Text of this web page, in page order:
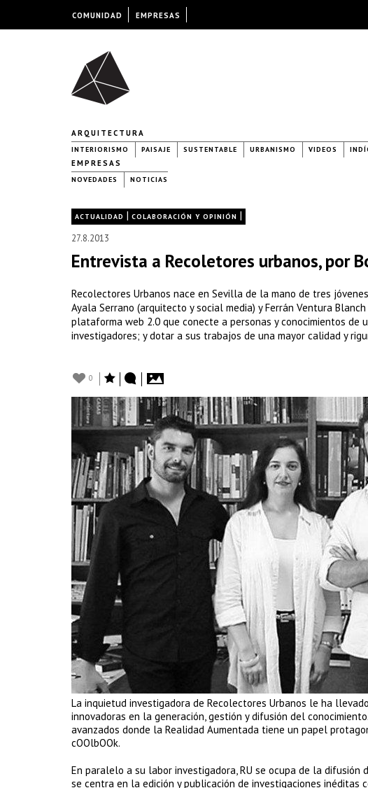
ARQUITECTURA
INTERIORISMO PAISAJE SUSTENTABLE URBANISMO VIDEOS
EMPRESAS
NOVEDADES NOTICIAS
ACTUALIDAD | COLABORACIÓN Y OPINIÓN |
27.8.2013
Entrevista a Recoletores urbanos, por
Recolectores Urbanos nace en Sevilla de la mano de tres
Ayala Serrano (arquitecto y social media) y Ferrán Ventura
plataforma web 2.0 que conecte a personas y conocimientos
investigadores; y dotar a sus trabajos de una mayor calidad y
0
La inquietud investigadora de Recolectores Urbanos le ha
innovadoras en la generación, gestión y difusión del
avanzados donde la Realidad Aumentada tiene un papel
cOOlbOOk.
En paralelo a su labor investigadora, RU se ocupa de la
se centra en la edición y publicación de investigaciones
COMUNIDAD EMPRESAS